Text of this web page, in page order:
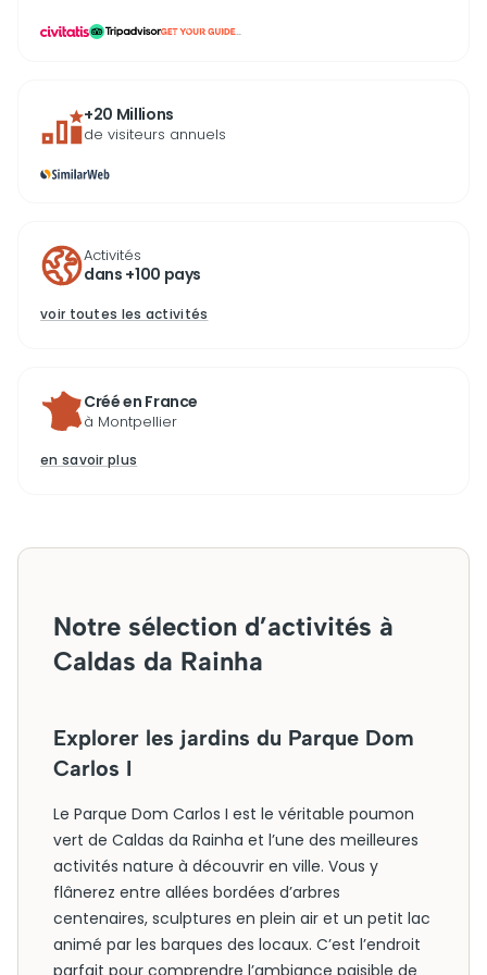
...
+20 Millions
de visiteurs annuels
Activités
dans +100 pays
voir toutes les activités
Créé en France
à Montpellier
en savoir plus
Notre sélection d’activités à
Caldas da Rainha
Explorer les jardins du Parque Dom
Carlos I
Le Parque Dom Carlos I est le véritable poumon
vert de Caldas da Rainha et l’une des meilleures
activités nature à découvrir en ville. Vous y
flânerez entre allées bordées d’arbres
centenaires, sculptures en plein air et un petit lac
animé par les barques des locaux. C’est l’endroit
parfait pour comprendre l’ambiance paisible de